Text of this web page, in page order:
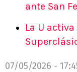
ante San
La U
07/05/2026 -